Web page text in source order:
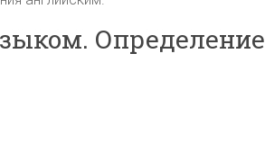
Определение